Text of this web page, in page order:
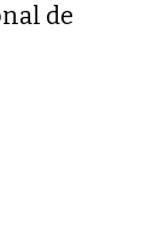
de